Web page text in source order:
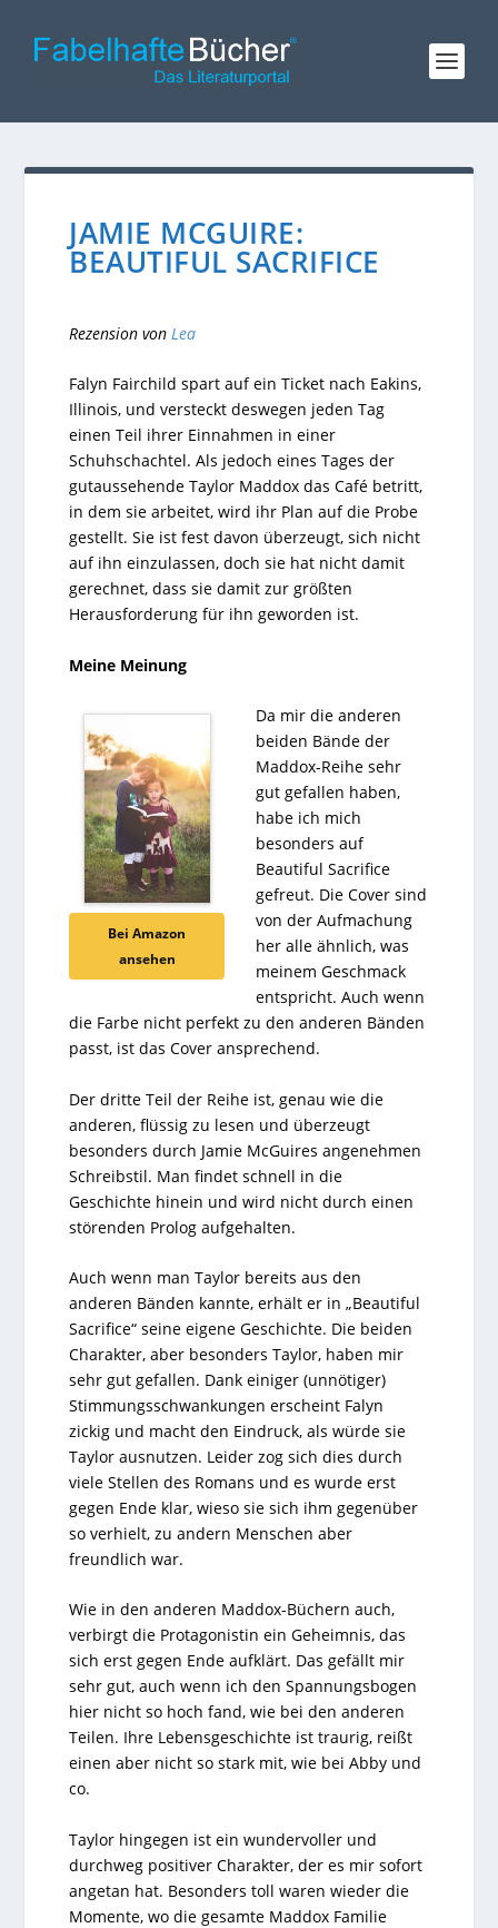
JAMIE MCGUIRE:
BEAUTIFUL SACRIFICE
Rezension vonLea
Falyn Fairchild spart auf ein Ticket nach Eakins,
Illinois, und versteckt deswegen jeden Tag
einen Teil ihrer Einnahmen in einer
Schuhschachtel. Als jedoch eines Tages der
gutaussehende Taylor Maddox das Café betritt,
in dem sie arbeitet, wird ihr Plan auf die Probe
gestellt. Sie ist fest davon überzeugt, sich nicht
auf ihn einzulassen, doch sie hat nicht damit
gerechnet, dass sie damit zur größten
Herausforderung für ihn geworden ist.
Meine Meinung
Bei Amazon
ansehen
Da mir die anderen
beiden Bände der
Maddox-Reihe sehr
gut gefallen haben,
habe ich mich
besonders auf
Beautiful Sacrifice
gefreut. Die Cover sind
von der Aufmachung
her alle ähnlich, was
meinem Geschmack
entspricht. Auch wenn
die Farbe nicht perfekt zu den anderen Bänden
passt, ist das Cover ansprechend.
Der dritte Teil der Reihe ist, genau wie die
anderen, flüssig zu lesen und überzeugt
besonders durch Jamie McGuires angenehmen
Schreibstil. Man findet schnell in die
Geschichte hinein und wird nicht durch einen
störenden Prolog aufgehalten.
Auch wenn man Taylor bereits aus den
anderen Bänden kannte, erhält er in „Beautiful
Sacrifice“ seine eigene Geschichte. Die beiden
Charakter, aber besonders Taylor, haben mir
sehr gut gefallen. Dank einiger (unnötiger)
Stimmungsschwankungen erscheint Falyn
zickig und macht den Eindruck, als würde sie
Taylor ausnutzen. Leider zog sich dies durch
viele Stellen des Romans und es wurde erst
gegen Ende klar, wieso sie sich ihm gegenüber
so verhielt, zu andern Menschen aber
freundlich war.
Wie in den anderen Maddox-Büchern auch,
verbirgt die Protagonistin ein Geheimnis, das
sich erst gegen Ende aufklärt. Das gefällt mir
sehr gut, auch wenn ich den Spannungsbogen
hier nicht so hoch fand, wie bei den anderen
Teilen. Ihre Lebensgeschichte ist traurig, reißt
einen aber nicht so stark mit, wie bei Abby und
co.
Taylor hingegen ist ein wundervoller und
durchweg positiver Charakter, der es mir sofort
angetan hat. Besonders toll waren wieder die
Momente, wo die gesamte Maddox Familie